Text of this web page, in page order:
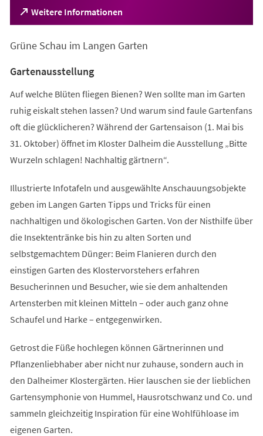
Weitere Informationen
(Öffnet
in
neuen
Grüne Schau im Langen Garten
Gartenausstellung
Auf welche Blüten fliegen Bienen? Wen sollte man im Garten
ruhig eiskalt stehen lassen? Und warum sind faule Gartenfans
oft die glücklicheren? Während der Gartensaison (1. Mai bis
31. Oktober) öffnet im Kloster Dalheim die Ausstellung „Bitte
Wurzeln schlagen! Nachhaltig gärtnern“.
Illustrierte Infotafeln und ausgewählte Anschauungsobjekte
geben im Langen Garten Tipps und Tricks für einen
nachhaltigen und ökologischen Garten. Von der Nisthilfe über
die Insektentränke bis hin zu alten Sorten und
selbstgemachtem Dünger: Beim Flanieren durch den
einstigen Garten des Klostervorstehers erfahren
Besucherinnen und Besucher, wie sie dem anhaltenden
Artensterben mit kleinen Mitteln – oder auch ganz ohne
Schaufel und Harke – entgegenwirken.
Getrost die Füße hochlegen können Gärtnerinnen und
Pflanzenliebhaber aber nicht nur zuhause, sondern auch in
den Dalheimer Klostergärten. Hier lauschen sie der lieblichen
Gartensymphonie von Hummel, Hausrotschwanz und Co. und
sammeln gleichzeitig Inspiration für eine Wohlfühloase im
eigenen Garten.